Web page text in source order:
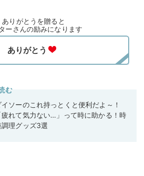
ありがとうを贈ると
ーさんの励みになります
む
イソーのこれ持っとくと便利だよ～！
疲れて気力ない…」って時に助かる！時
調理グッズ3選